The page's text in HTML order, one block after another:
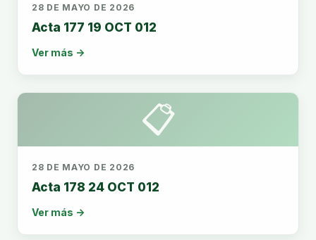
28 DE MAYO DE 2026
Acta 177 19 OCT 012
Ver más →
📋
28 DE MAYO DE 2026
Acta 178 24 OCT 012
Ver más →